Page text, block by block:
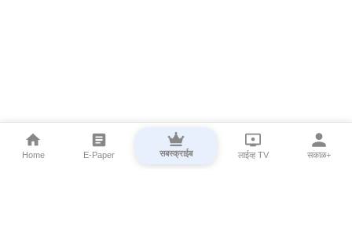
Home E-Paper सबस्क्राईब लाईव्ह TV सकाळ+